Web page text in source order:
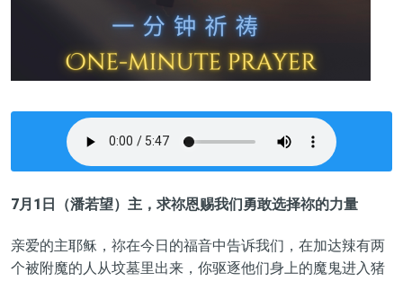
7月 1 日（潘若望） 主，求祢恩赐我们勇敢选择祢的力量
亲爱的主耶稣，祢在今日的福音中告诉我们，在加达辣有两
个被附魔的人从坟墓里出来， 你驱逐他们身上的魔鬼进入猪